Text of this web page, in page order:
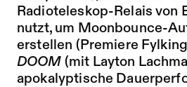
Radioteleskop-Relais von
nutzt, um Moonbounce-
erstellen (Premiere
DOOM (mit Layton
apokalyptische